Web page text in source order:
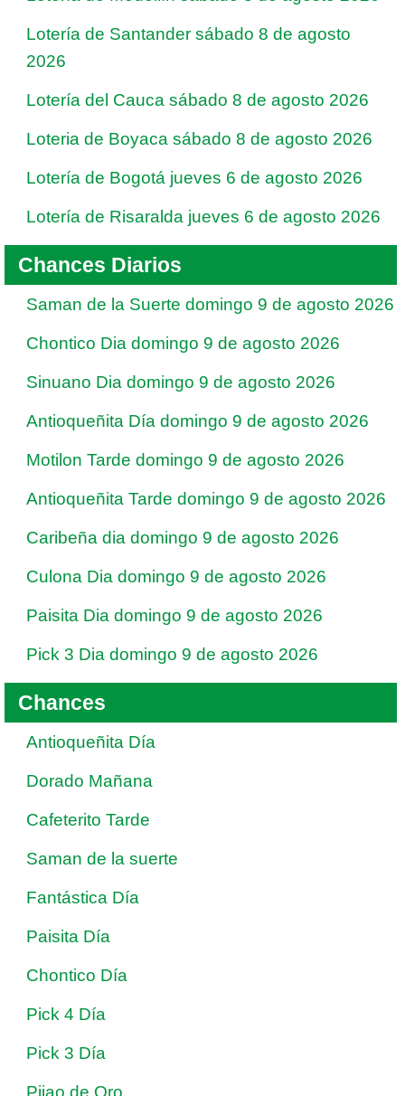
Lotería de Santander sábado 8 de agosto
2026
Lotería del Cauca sábado 8 de agosto 2026
Loteria de Boyaca sábado 8 de agosto 2026
Lotería de Bogotá jueves 6 de agosto 2026
Lotería de Risaralda jueves 6 de agosto 2026
Chances Diarios
Saman de la Suerte domingo 9 de agosto 2026
Chontico Dia domingo 9 de agosto 2026
Sinuano Dia domingo 9 de agosto 2026
Antioqueñita Día domingo 9 de agosto 2026
Motilon Tarde domingo 9 de agosto 2026
Antioqueñita Tarde domingo 9 de agosto 2026
Caribeña dia domingo 9 de agosto 2026
Culona Dia domingo 9 de agosto 2026
Paisita Dia domingo 9 de agosto 2026
Pick 3 Dia domingo 9 de agosto 2026
Chances
Antioqueñita Día
Dorado Mañana
Cafeterito Tarde
Saman de la suerte
Fantástica Día
Paisita Día
Chontico Día
Pick 4 Día
Pick 3 Día
Pijao de Oro